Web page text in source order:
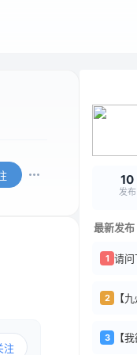
注
10
发布
最新发布
1
2
3